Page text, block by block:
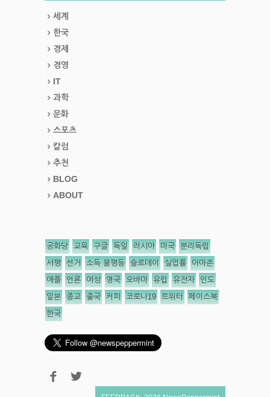
세계
한국
경제
경영
IT
과학
문화
스포츠
칼럼
추천
BLOG
ABOUT
공화당 교육 구글 독일 러시아 미국 분리독립
서평 선거 소득 불평등 슬로데이 실업률 아마존
애플 언론 여성 영국 오바마 유럽 유전자 인도
일본 종교 중국 커피 코로나19 트위터 페이스북
한국